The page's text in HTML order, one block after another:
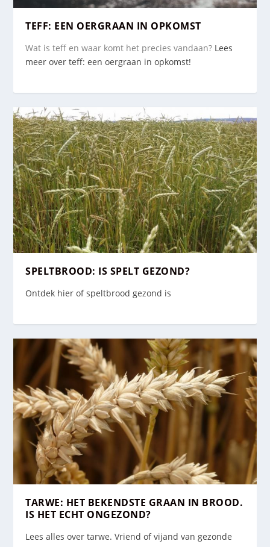
TEFF: EEN OERGRAAN IN OPKOMST
Wat is teff en waar komt het precies vandaan? Lees
meer over teff: een oergraan in opkomst!
SPELTBROOD: IS SPELT GEZOND?
Ontdek hier of speltbrood gezond is
TARWE: HET BEKENDSTE GRAAN IN BROOD.
IS HET ECHT ONGEZOND?
Lees alles over tarwe. Vriend of vijand van gezonde